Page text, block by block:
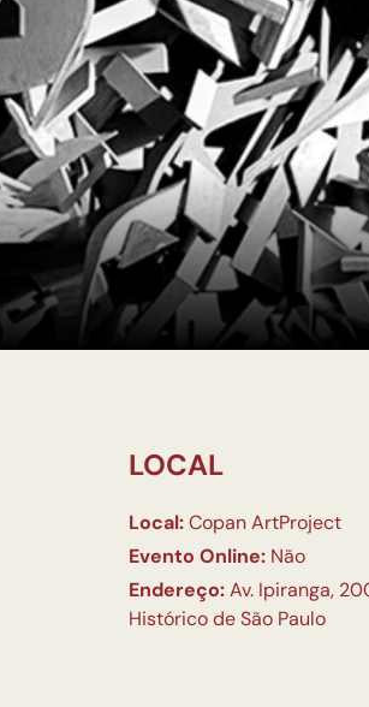
LOCAL
Local:Copan ArtProject
Evento Online: Não
Endereço:Av. Ipiranga,
Histórico de São Paulo